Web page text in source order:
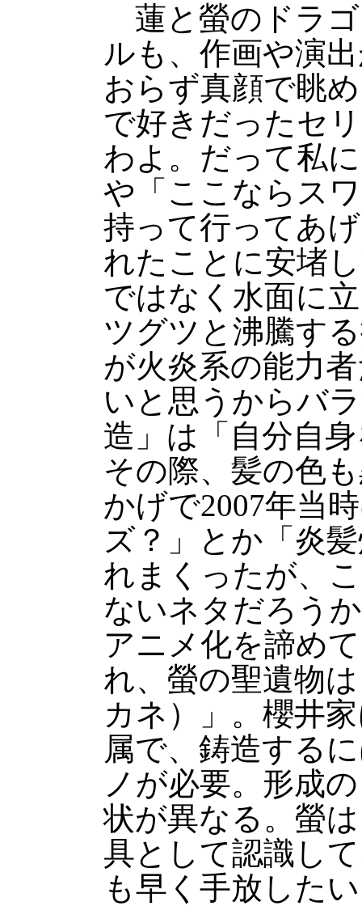
蓮と螢のドラ
ルも、作画や演
おらず真顔で眺
で好きだったセ
わよ。だって私
や「ここならス
持って行ってあ
れたことに安堵
ではなく水面に
ツグツと沸騰す
が火炎系の能力
いと思うからバ
造」は「自分自
その際、髪の色
かげで2007年当
ズ？」とか「炎
れまくったが、
ないネタだろう
アニメ化を諦め
れ、螢の聖遺物
カネ）」。櫻井
属で、鋳造する
ノが必要。形成
状が異なる。螢
具として認識し
も早く手放した